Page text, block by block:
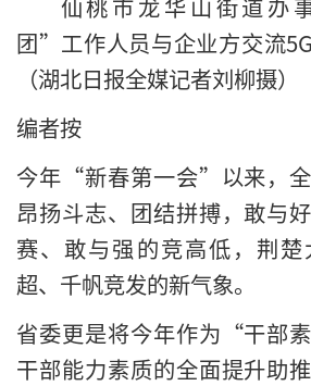
团”工作人员与企业方交流
（湖北日报全媒记者刘柳摄）
编者按
今年“新春第一会”以来，
昂扬斗志、团结拼搏，敢与
赛、敢与强的竞高低，荆
超、千帆竞发的新气象。
省委更是将今年作为“干部
干部能力素质的全面提升助